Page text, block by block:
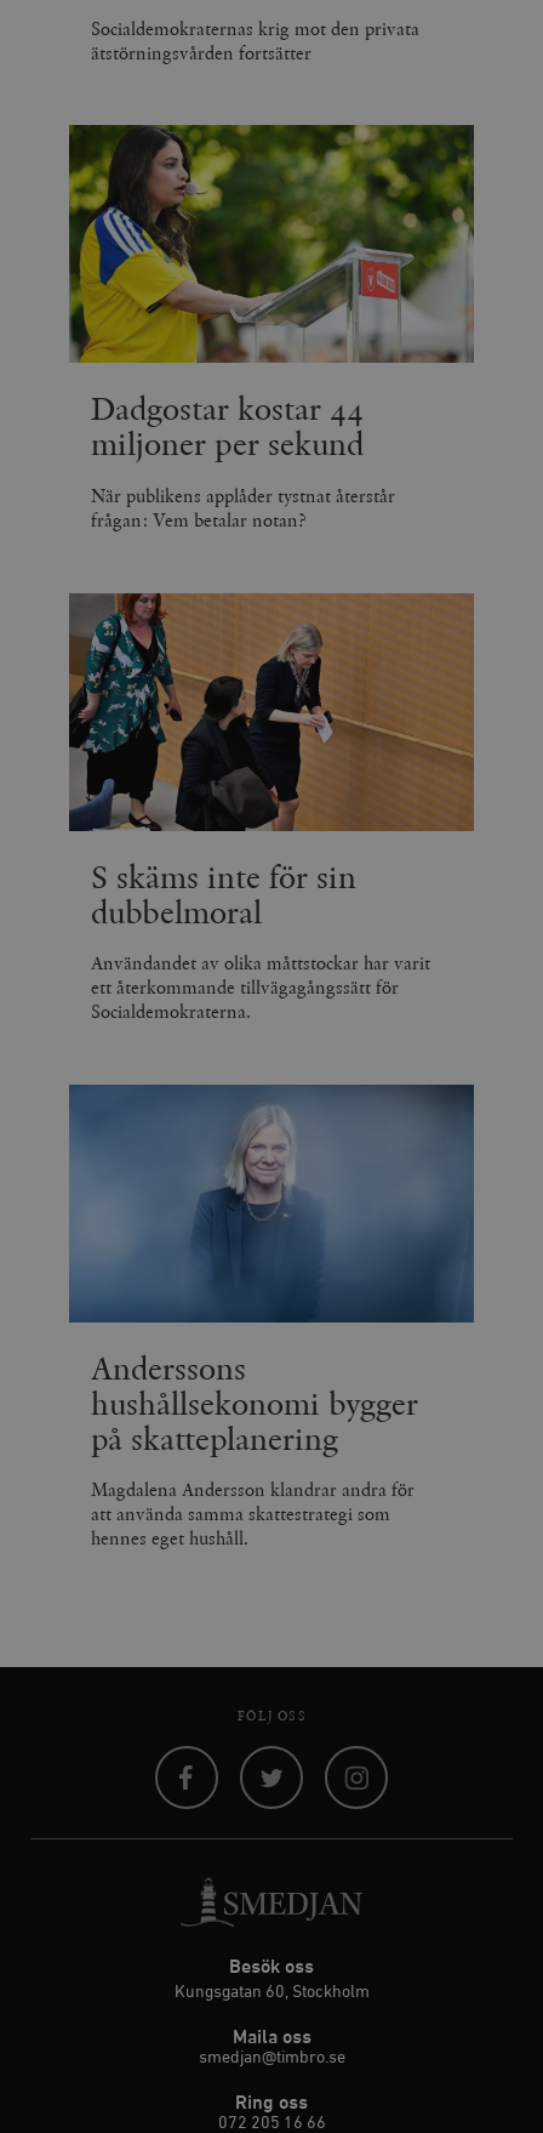
Socialdemokraternas krig mot den privata
ätstörningsvården fortsätter
Dadgostar kostar 44
miljoner per sekund
När publikens applåder tystnat återstår
frågan: Vem betalar notan?
S skäms inte för sin
dubbelmoral
Användandet av olika måttstockar har varit
ett återkommande tillvägagångssätt för
Socialdemokraterna.
Anderssons
hushållsekonomi bygger
på skatteplanering
Magdalena Andersson klandrar andra för
att använda samma skattestrategi som
hennes eget hushåll.
FÖLJ OSS
Besök oss
Kungsgatan 60, Stockholm
Maila oss
smedjan@timbro.se
Ring oss
072 205 16 66